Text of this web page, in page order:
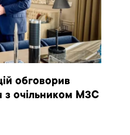
обговорив
з очільником МЗС